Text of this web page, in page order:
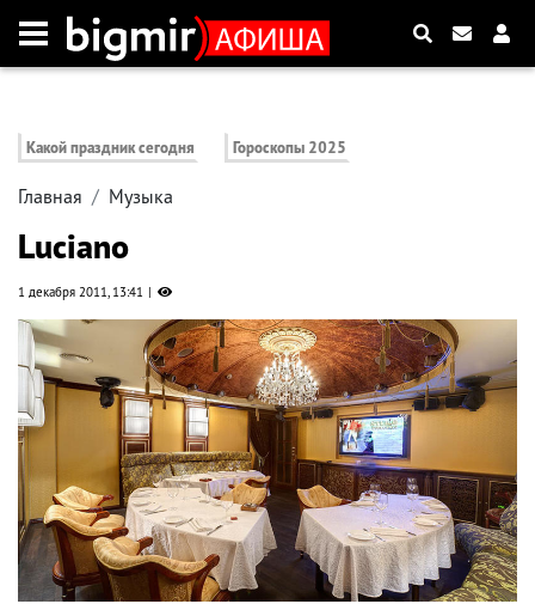
Какой праздник сегодня Гороскопы 2025
Главная Музыка
Luciano
1 декабря 2011, 13:41